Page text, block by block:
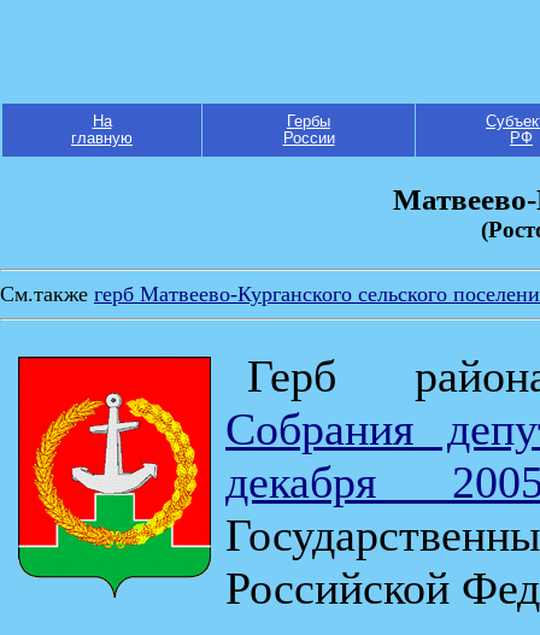
На
главную
Гербы
России
РФ
См.также герб Матвеево-Курганского сельского
Герб
Собрания
декабря
Российской